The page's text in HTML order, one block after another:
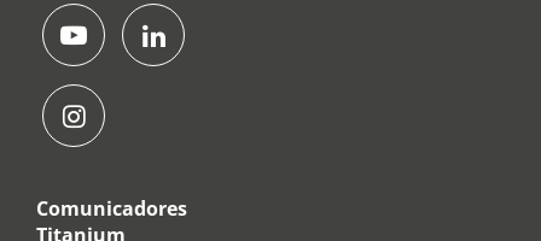
Comunicadores
Titanium